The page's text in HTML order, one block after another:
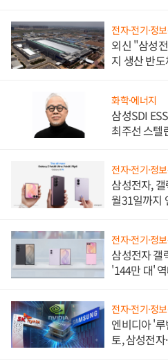
전자·전기·정
외신 "삼성
지 생산 반
화학·에너지
삼성SDI
최주선 스텔
전자·전기·정
삼성전자,
월31일까지
전자·전기·정
삼성전자 갤
'144만 대'
전자·전기·정
엔비디아 '
토, 삼성전